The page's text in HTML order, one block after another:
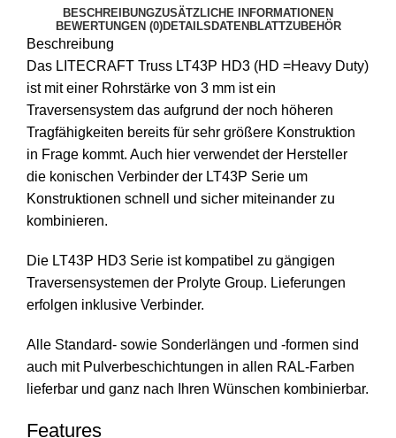
BESCHREIBUNGZUSÄTZLICHE INFORMATIONEN
BEWERTUNGEN (0)DETAILS DATENBLATTZUBEHÖR
Beschreibung
Das LITECRAFT Truss LT43P HD3 (HD =Heavy Duty)
ist mit einer Rohrstärke von 3 mm ist ein
Traversensystem das aufgrund der noch höheren
Tragfähigkeiten bereits für sehr größere Konstruktion
in Frage kommt. Auch hier verwendet der Hersteller
die konischen Verbinder der LT43P Serie um
Konstruktionen schnell und sicher miteinander zu
kombinieren.
Die LT43P HD3 Serie ist kompatibel zu gängigen
Traversensystemen der Prolyte Group. Lieferungen
erfolgen inklusive Verbinder.
Alle Standard- sowie Sonderlängen und -formen sind
auch mit Pulverbeschichtungen in allen RAL-Farben
lieferbar und ganz nach Ihren Wünschen kombinierbar.
Features